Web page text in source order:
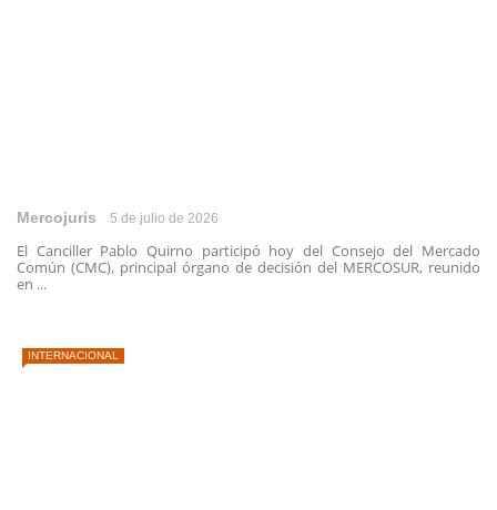
Mercojuris 5 de julio de 2026
El Canciller Pablo Quirno participó hoy del Consejo del Mercado
Común (CMC), principal órgano de decisión del MERCOSUR, reunido
en ...
INTERNACIONAL